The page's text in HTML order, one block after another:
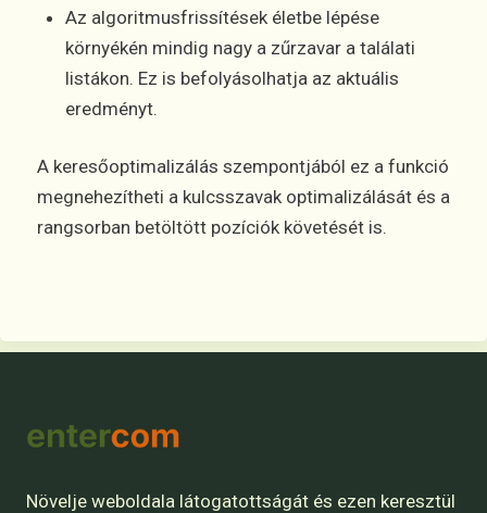
Az algoritmusfrissítések életbe lépése
környékén mindig nagy a zűrzavar a találati
listákon. Ez is befolyásolhatja az aktuális
eredményt.
A keresőoptimalizálás szempontjából ez a funkció
megnehezítheti a kulcsszavak optimalizálását és a
rangsorban betöltött pozíciók követését is.
Növelje weboldala látogatottságát és ezen keresztül